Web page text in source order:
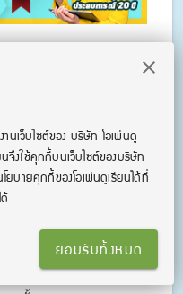
นะนำคอร์สครูเจี๊ยบ ครูนก
นเว็บไซต์ของ บริษัท โอเพ่นดู
จึงใช้คุกกี้บนเว็บไซต์ของบริษัท
บายคุกกี้ของโอเพ่นดูเรียนได้ที่
ยอมรับทั้งหมด